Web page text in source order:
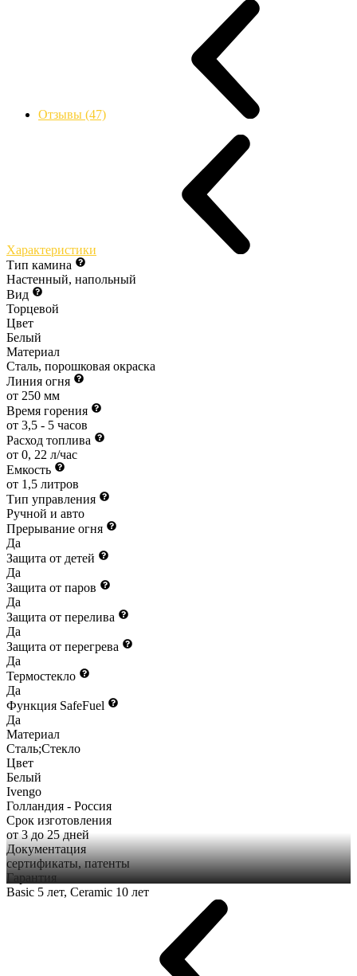
Отзывы (47)
Характеристики
Тип камина
Настенный, напольный
Вид
Торцевой
Цвет
Белый
Материал
Сталь, порошковая окраска
Линия огня
от 250 мм
Время горения
от 3,5 - 5 часов
Расход топлива
от 0, 22 л/час
Емкость
от 1,5 литров
Тип управления
Ручной и авто
Прерывание огня
Да
Защита от детей
Да
Защита от паров
Да
Защита от перелива
Да
Защита от перегрева
Да
Термостекло
Да
Функция SafeFuel
Да
Материал
Сталь;Стекло
Цвет
Белый
Ivengo
Голландия - Россия
Срок изготовления
от 3 до 25 дней
Документация
сертификаты, патенты
Гарантия
Basic 5 лет, Ceramic 10 лет